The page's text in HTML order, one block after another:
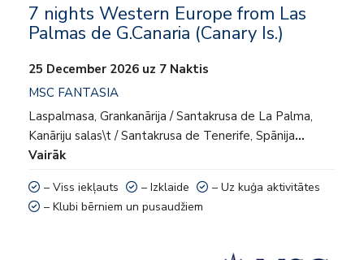
7 nights Western Europe from Las
Palmas de G.Canaria (Canary Is.)
25 December 2026 uz 7 Naktis
MSC FANTASIA
Laspalmasa, Grankanārija / Santakrusa de La Palma,
Kanāriju salas\t / Santakrusa de Tenerife, Spānija…
Vairāk
– Viss iekļauts – Izklaide
– Uz kuģa aktivitātes
– Klubi bērniem un pusaudžiem